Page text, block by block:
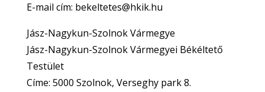
E-mail cím: bekeltetes@hkik.hu
Jász-Nagykun-Szolnok Vármegye
Jász-Nagykun-Szolnok Vármegyei Békéltető
Testület
Címe: 5000 Szolnok, Verseghy park 8.